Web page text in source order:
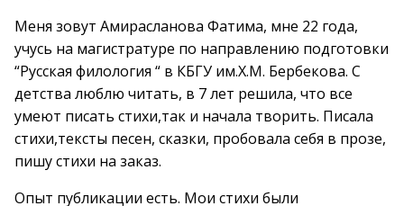
Меня зовут Амирасланова Фатима, мне 22 года,
учусь на магистратуре по направлению подготовки
“Русская филология “ в КБГУ им.Х.М. Бербекова. С
детства люблю читать, в 7 лет решила, что все
умеют писать стихи,так и начала творить. Писала
стихи,тексты песен, сказки, пробовала себя в прозе,
пишу стихи на заказ.
Опыт публикации есть. Мои стихи были